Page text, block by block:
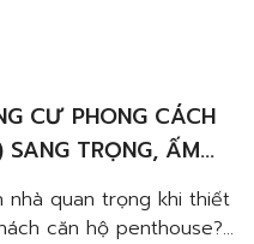
CƯ PHONG CÁCH
TRỌNG, ẤM
nhà quan trọng khi thiết
căn hộ penthouse?